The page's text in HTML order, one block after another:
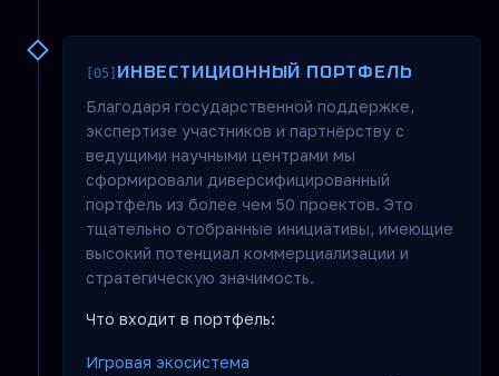
[05] ИНВЕСТИЦИОННЫЙ ПОРТФЕЛЬ
Благодаря государственной поддержке,
экспертизе участников и партнёрству с
ведущими научными центрами мы
сформировали диверсифицированный
портфель из более чем 50 проектов. Это
тщательно отобранные инициативы, имеющие
высокий потенциал коммерциализации и
стратегическую значимость.
Что входит в портфель:
Игровая экосистема